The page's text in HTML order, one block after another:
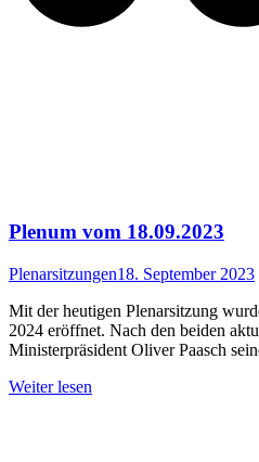
Plenum vom 18.09.2023
Plenarsitzungen18. September 2023
Mit der heutigen Plenarsitzung
2024 eröffnet. Nach den beiden
Ministerpräsident Oliver Paasch
Weiter lesen